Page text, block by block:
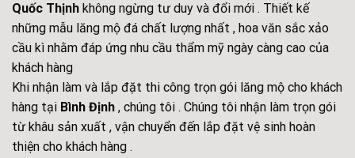
Quốc Thịnh không ngừng tư duy và đổi mới . Thiết kế
những mẫu lăng mộ đá chất lượng nhất , hoa văn sắc xảo
cầu kì nhằm đáp ứng nhu cầu thẩm mỹ ngày càng cao của
khách hàng
Khi nhận làm và lắp đặt thi công trọn gói lăng mộ cho khách
hàng tại Bình Định , chúng tôi . Chúng tôi nhận làm trọn gói
từ khâu sản xuất , vận chuyển đến lắp đặt vệ sinh hoàn
thiện cho khách hàng .